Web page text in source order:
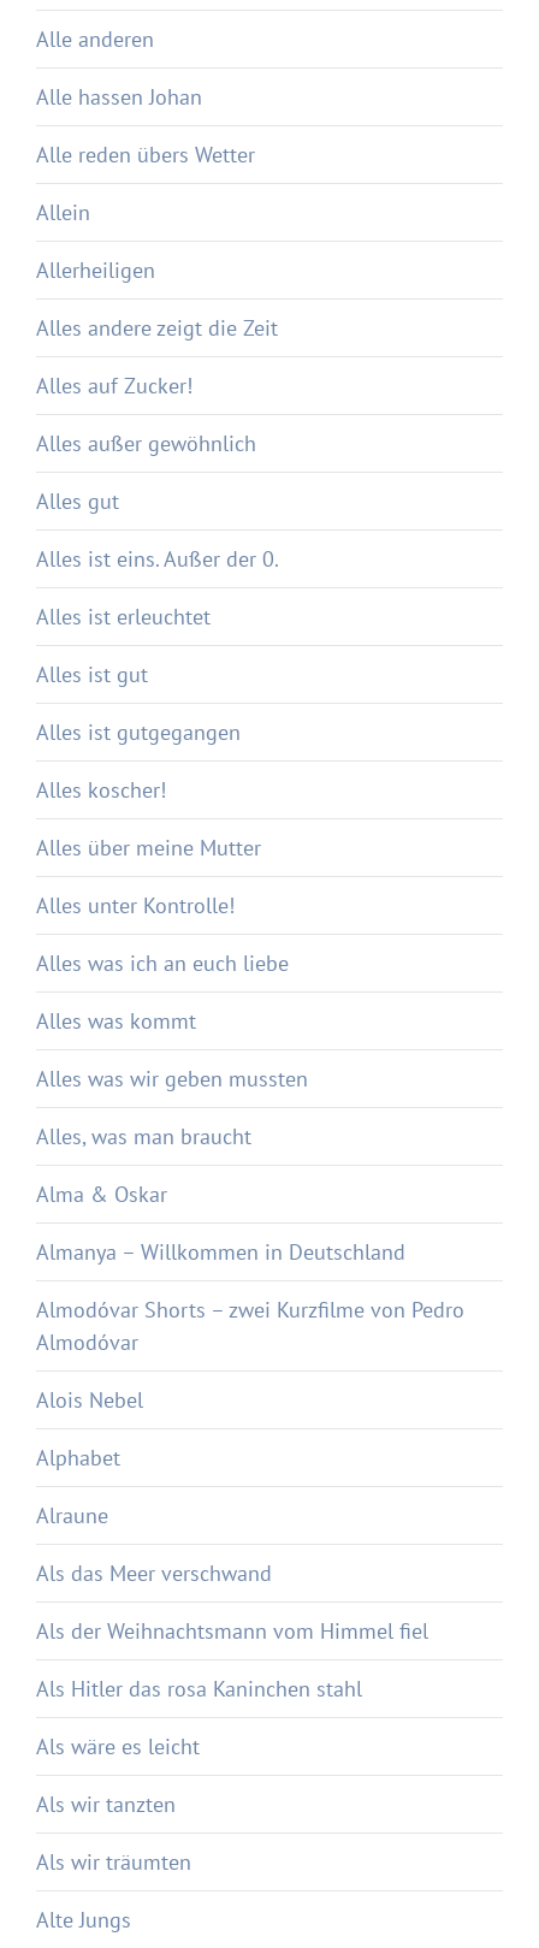
Alle anderen
Alle hassen Johan
Alle reden übers Wetter
Allein
Allerheiligen
Alles andere zeigt die Zeit
Alles auf Zucker!
Alles außer gewöhnlich
Alles gut
Alles ist eins. Außer der 0.
Alles ist erleuchtet
Alles ist gut
Alles ist gutgegangen
Alles koscher!
Alles über meine Mutter
Alles unter Kontrolle!
Alles was ich an euch liebe
Alles was kommt
Alles was wir geben mussten
Alles, was man braucht
Alma & Oskar
Almanya – Willkommen in Deutschland
Almodóvar Shorts – zwei Kurzfilme von Pedro
Almodóvar
Alois Nebel
Alphabet
Alraune
Als das Meer verschwand
Als der Weihnachtsmann vom Himmel fiel
Als Hitler das rosa Kaninchen stahl
Als wäre es leicht
Als wir tanzten
Als wir träumten
Alte Jungs